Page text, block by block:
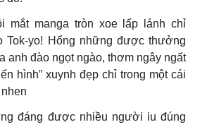
mắt manga tròn xoe lấp lánh chỉ
yo! Hổng những được thưởng
anh đào ngọt ngào, thơm ngây ngất
hình” xuynh đẹp chỉ trong một cái
đáng được nhiều người iu đúng